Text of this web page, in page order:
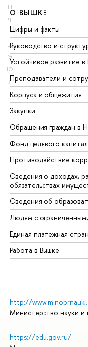
Ц
Ч
Ш
Щ
Э
Ю
Я
О ВЫШКЕ
Цифры и факты
Руководство и
Устойчивое развитие
Преподаватели и
Корпуса и общежития
Закупки
Обращения граждан в
Фонд целевого
Противодействие
Сведения о доходах,
обязательствах
Сведения об
Людям с
Единая платежная
Работа в Вышке
http://
Министерство науки и
https://edu.gov.ru/